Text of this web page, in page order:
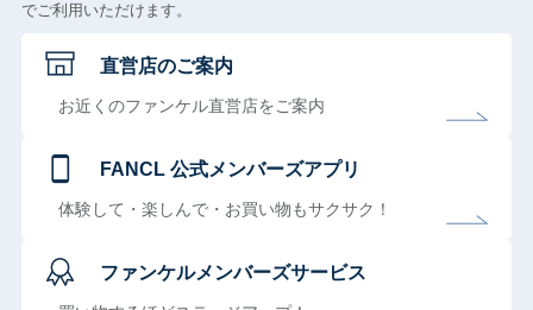
でご利用いただけます。
直営店のご案内
お近くのファンケル直営店をご案内
FANCL 公式メンバーズアプリ
体験して・楽しんで・お買い物もサクサク！
ファンケルメンバーズサービス